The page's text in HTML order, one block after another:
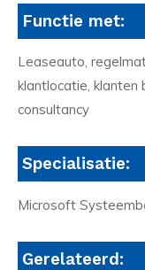
Functie met:
Leaseauto,
klantlocatie, klanten
consultancy
Specialisatie:
Microsoft
Gerelateerd: